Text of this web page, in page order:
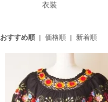
衣装
おすすめ順| 価格順| 新着順